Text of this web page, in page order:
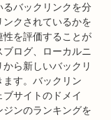
バックリンクを分
クされているかを
を評価することが
ログ、ローカルニ
ら新しいバックリ
す。バックリン
サイトのドメイ
ンのランキングを